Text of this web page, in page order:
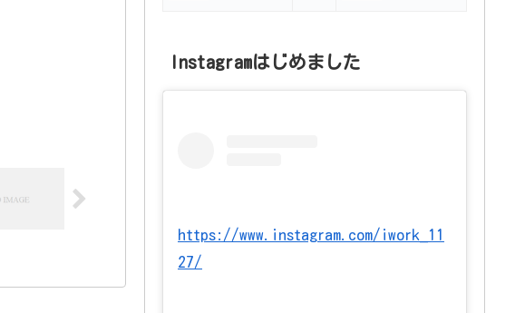
Instagramはじめました
https://www.instagram.com/iwork_11
27/